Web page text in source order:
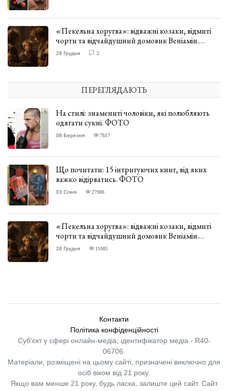
«Пекельна хоругва»: відважні козаки, відмиті
чорти та відчайдушний домовик Веніамін.
ВІДГУК
28 Грудня 2
ПЕРЕГЛЯДАЮТЬ
На стилі: знамениті чоловіки, які полюбляють
одягати сукні. ФОТО
08 Березня 7817
Що почитати: 15 інтригуючих книг, від яких
важко відірватись. ФОТО
03 Січня 27988
«Пекельна хоругва»: відважні козаки, відмиті
чорти та відчайдушний домовик Веніамін.
ВІДГУК
28 Грудня 11085
Контакти
Політика конфіденційності
Суб'єкт у сфері онлайн-медіа; ідентифікатор медіа - R40-
06706.
Матеріали, розміщені на цьому сайті, призначені виключно для
осіб віком від 21 року.
Якщо вам менше 21 року, будь ласка, залиште цей сайт. Сайт